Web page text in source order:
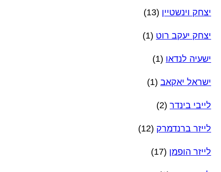
יצחק וינשטיין (13)
יצחק יעקב רוט (1)
ישעיה לנדאו (1)
ישראל יאקאב (1)
לייבי בינדר (2)
לייזר ברנדמרק (12)
לייזר הופמן (17)